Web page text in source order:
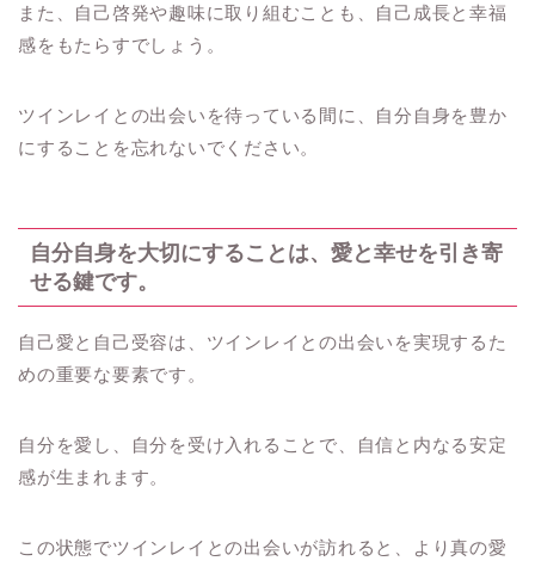
また、自己啓発や趣味に取り組むことも、自己成長と幸福
感をもたらすでしょう。
ツインレイとの出会いを待っている間に、自分自身を豊か
にすることを忘れないでください。
自分自身を大切にすることは、愛と幸せを引き寄
せる鍵です。
自己愛と自己受容は、ツインレイとの出会いを実現するた
めの重要な要素です。
自分を愛し、自分を受け入れることで、自信と内なる安定
感が生まれます。
この状態でツインレイとの出会いが訪れると、より真の愛